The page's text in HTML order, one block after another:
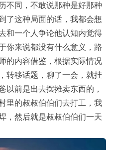
不同，不敢说那种是好那种
了这种局面的话，我都会想
和一个人争论他认知内觉得
你来说都没有什么意义，路
的内容借鉴，根据实际情况
转移话题，聊了一会，就挂
以前是出去摆摊卖东西的，
里的叔叔伯伯们去打工，我
，然后就是叔叔伯伯们一天